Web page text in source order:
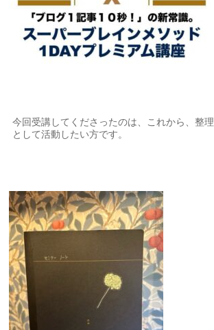
今回受講してくださったのは、これから、整
として活動したい方です。